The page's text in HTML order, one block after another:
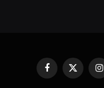
Facebook
X
(Twitter)